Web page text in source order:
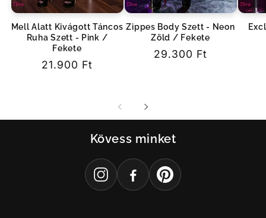
Mell Alatt Kivágott Táncos
Ruha Szett - Pink /
Fekete
Normál
21.900 Ft
Zippes Body Szett - Neon
Zöld / Fekete
Normál
29.300 Ft
Kövess minket